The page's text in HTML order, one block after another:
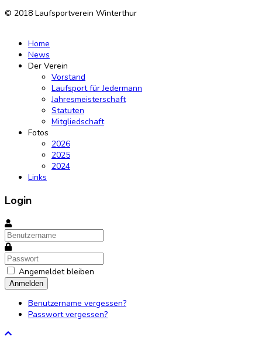
© 2018 Laufsportverein Winterthur
Home
News
Der Verein
Vorstand
Laufsport für Jedermann
Jahresmeisterschaft
Statuten
Mitgliedschaft
Fotos
2026
2025
2024
Links
Login
Angemeldet bleiben
Anmelden
Benutzername vergessen?
Passwort vergessen?